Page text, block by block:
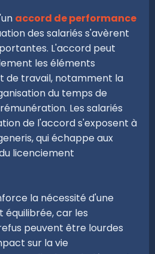
accord de performance
des salariés s'avèrent
L'accord peut
les éléments
de travail, notamment la
du temps de
Les salariés
de l'accord s'exposent à
qui échappe aux
licenciement
la nécessité d'une
équilibrée, car les
peuvent être lourdes
sur la vie